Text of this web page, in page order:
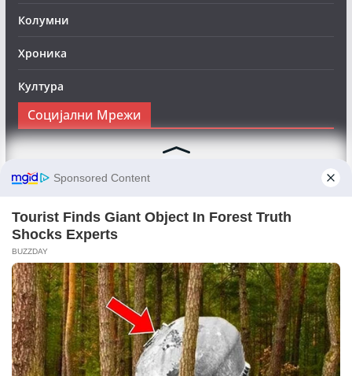
Колумни
Хроника
Култура
Социјални Мрежи
Следете нè на Фејсбук за да сте во тек со најновите